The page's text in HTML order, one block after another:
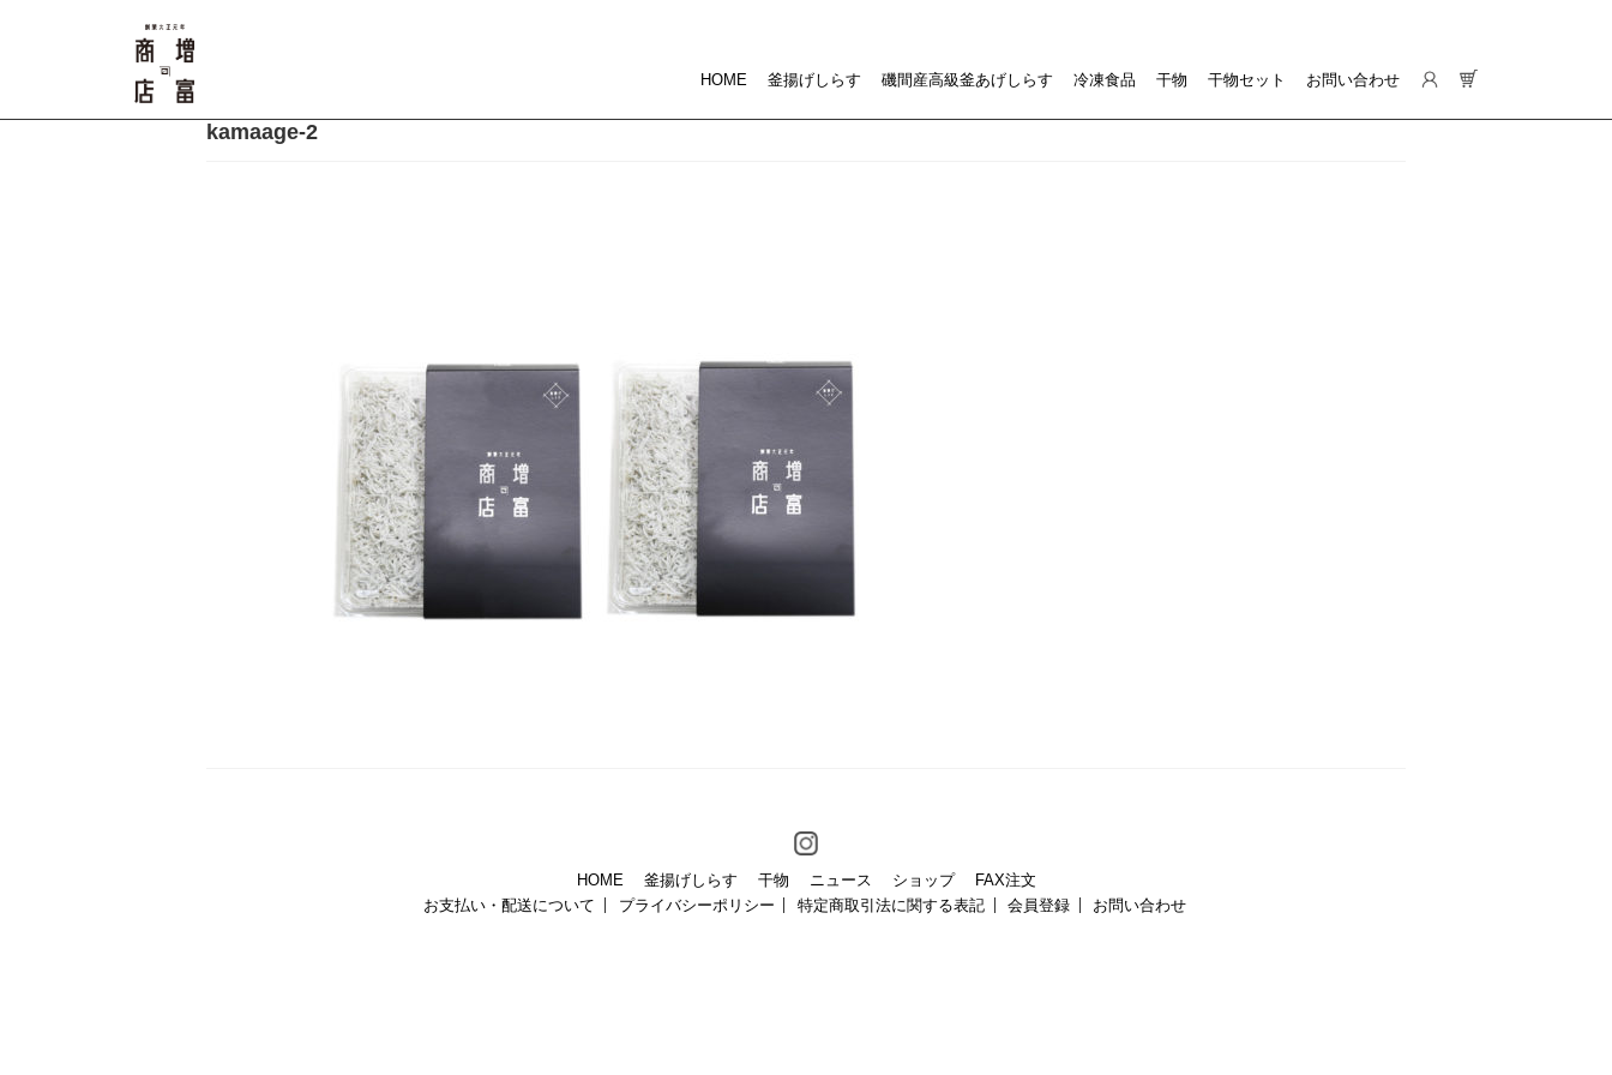
HOME 釜揚げしらす 磯間産高級釜あげしらす 冷凍食品 干物 干物セット お問い合わせ
kamaage-2
HOME 釜揚げしらす 干物 ニュース ショップ
FAX注文
お支払い・配送について
プライバシーポリシー 特定商取引法に関する表記 会員登録 お問い合わせ